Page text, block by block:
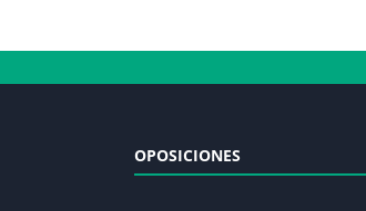
OPOSICIONES